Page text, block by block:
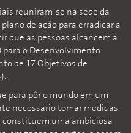
reuniram-se na sede da
de ação para erradicar a
que as pessoas alcancem a
para o Desenvolvimento
de 17 Objetivos de
para pôr o mundo em um
necessário tomar medidas
constituem uma ambiciosa